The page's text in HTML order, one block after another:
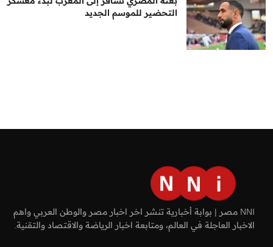
التحضير للموسم الجديد
NNI مصر | بوابة أخبارية تنشر اخر اخبار مصر والوطن العربي واهم
الاخبار العاجلة في العالم، ومتابعة اخبار الرياضة والاقتصاد والتقنية.